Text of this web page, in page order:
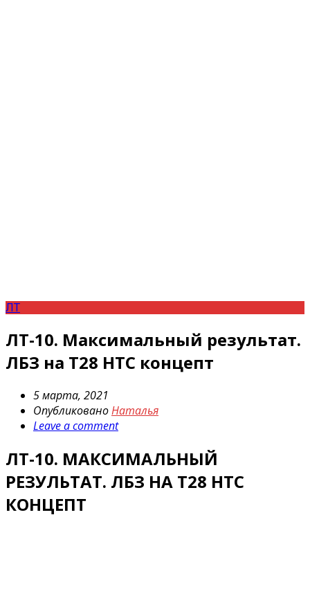
ЛТ
ЛТ-10. Максимальный результат.
ЛБЗ на T28 HTC концепт
5 марта, 2021
ОпубликованоНаталья
Leave a comment
ЛТ-10. МАКСИМАЛЬНЫЙ
РЕЗУЛЬТАТ. ЛБЗ НА T28 HTC
КОНЦЕПТ